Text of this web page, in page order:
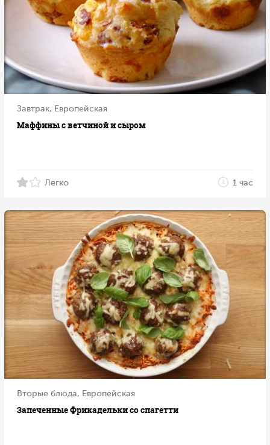
Завтрак, Европейская
Маффины с ветчиной и сыром
Легко 1 час
Вторые блюда, Европейская
Запеченные Фрикадельки со спагетти